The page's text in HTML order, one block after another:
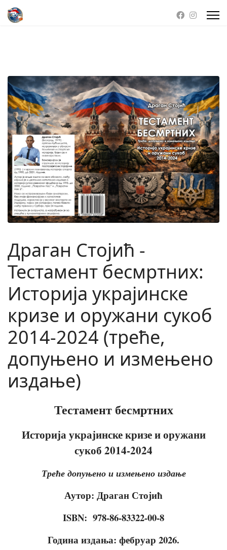
Драган Стојић -
Тестамент бесмртних:
Историја украјинске
кризе и оружани сукоб
2014-2024 (треће,
допуњено и измењено
издање)
Тестамент бесмртних
Историја украјинске кризе и оружани
сукоб 2014-2024
Треће допуњено и измењено издање
Аутор: Драган Стојић
ISBN: 978-86-83322-00-8
Година издања: фебруар 2026.